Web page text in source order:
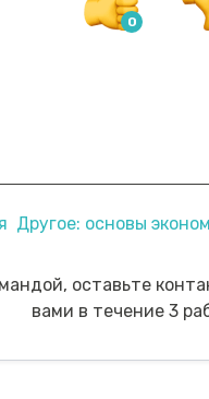
Другое: основы
оставьте
вами в течение 3